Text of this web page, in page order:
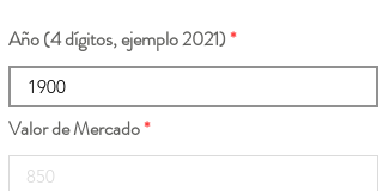
Año (4 dígitos, ejemplo 2021)
Valor de Mercado